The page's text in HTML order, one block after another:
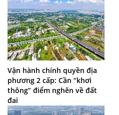
Vận hành chính quyền địa
phương 2 cấp: Cần “khơi
thông” điểm nghẽn về đất
đai